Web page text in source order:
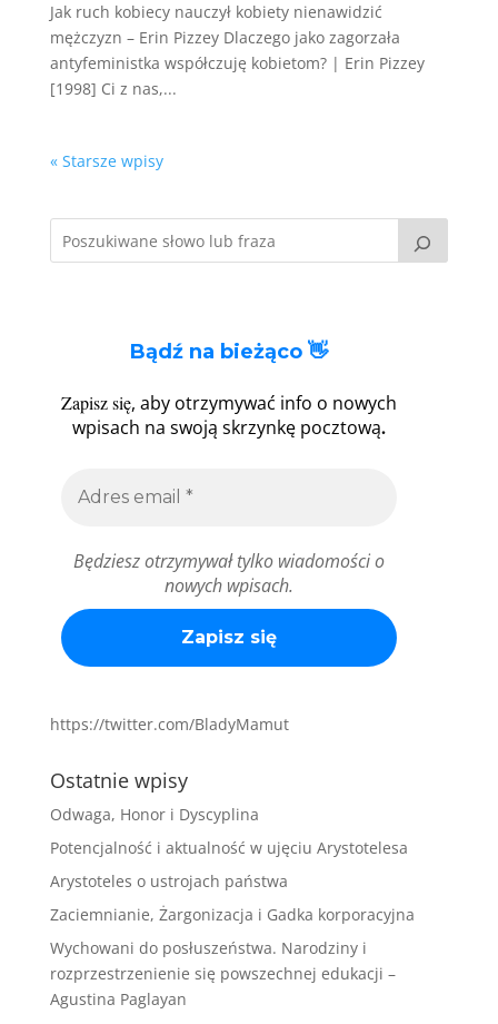
Jak ruch kobiecy nauczył kobiety nienawidzić
mężczyzn – Erin Pizzey Dlaczego jako zagorzała
antyfeministka współczuję kobietom? | Erin Pizzey
[1998] Ci z nas,...
« Starsze wpisy
Bądź na bieżąco 👋
Zapisz się, aby otrzymywać info o nowych
wpisach na swoją skrzynkę pocztową.
Będziesz otrzymywał tylko wiadomości o
nowych wpisach.
https://twitter.com/BladyMamut
Ostatnie wpisy
Odwaga, Honor i Dyscyplina
Potencjalność i aktualność w ujęciu Arystotelesa
Arystoteles o ustrojach państwa
Zaciemnianie, Żargonizacja i Gadka korporacyjna
Wychowani do posłuszeństwa. Narodziny i
rozprzestrzenienie się powszechnej edukacji –
Agustina Paglayan